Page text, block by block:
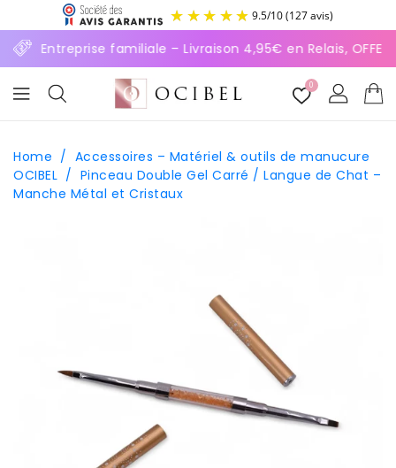
9.5/10
⚡ Entreprise familiale – Livraison 4,95€ en Relais,
0
Home / Accessoires – Matériel & outils de manucure
OCIBEL / Pinceau Double Gel Carré / Langue de Chat –
Manche Métal et Cristaux